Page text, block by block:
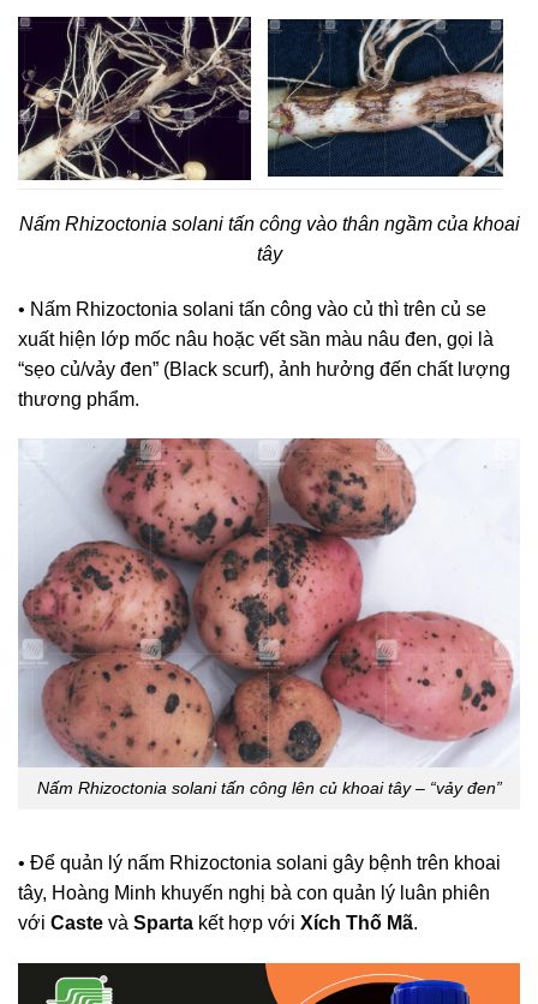
Nấm Rhizoctonia solani tấn công vào thân ngầm của khoai
tây
• Nấm Rhizoctonia solani tấn công vào củ thì trên củ se
xuất hiện lớp mốc nâu hoặc vết sần màu nâu đen, gọi là
“sẹo củ/vảy đen” (Black scurf), ảnh hưởng đến chất lượng
thương phẩm.
Nấm Rhizoctonia solani tấn công lên củ khoai tây – “vảy đen”
• Để quản lý nấm Rhizoctonia solani gây bệnh trên khoai
tây, Hoàng Minh khuyến nghị bà con quản lý luân phiên
với Caste và Sparta kết hợp với Xích Thố Mã.